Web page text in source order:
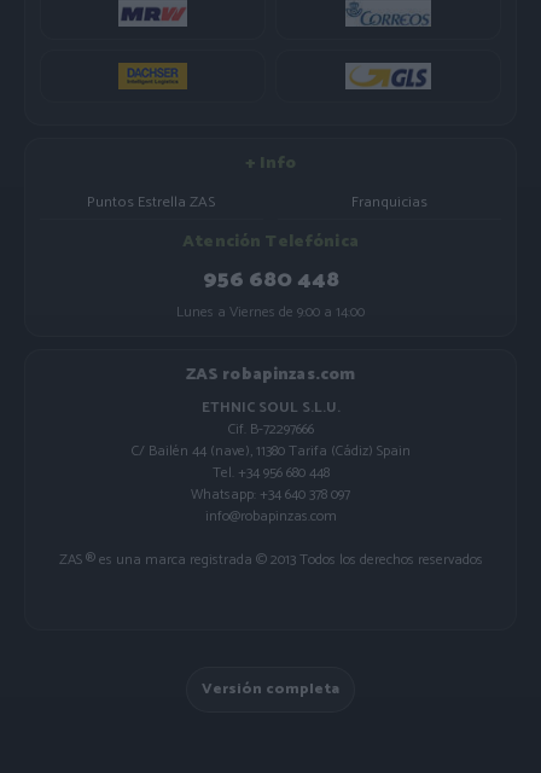
+ Info
Puntos Estrella ZAS Franquicias
Atención Telefónica
956 680 448
Lunes a Viernes de 9:00 a 14:00
ZAS robapinzas.com
ETHNIC SOUL S.L.U.
Cif. B-72297666
C/ Bailén 44 (nave), 11380 Tarifa (Cádiz) Spain
Tel. +34 956 680 448
Whatsapp: +34 640 378 097
info@robapinzas.com
ZAS ® es una marca registrada © 2013 Todos los derechos reservados
Versión completa